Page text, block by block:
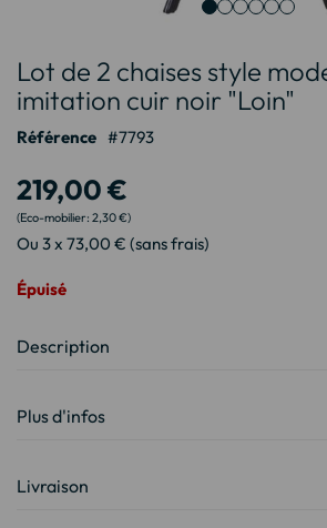
au
début
de
la
d’images
Lot de 2 chaises style
imitation cuir noir "Loin"
Référence 7793
219,00 €
2,30 €
Ou 3 x 73,00 € (sans frais)
Épuisé
Description
Plus d'infos
Livraison